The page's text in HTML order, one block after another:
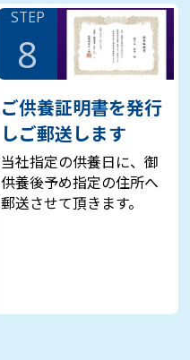
STEP
8
ご供養証明書を発行
しご郵送します
当社指定の供養日に、御
供養後予め指定の住所へ
郵送させて頂きます。